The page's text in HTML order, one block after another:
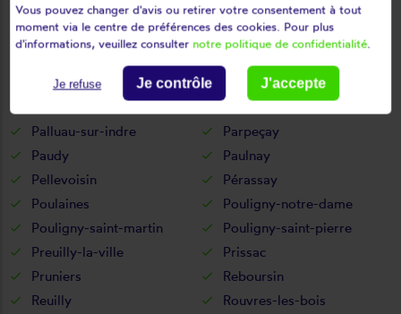
Néret
Neuillay-les-bois
Neuvy-pailloux
Neuvy-saint-sépulchre
Nuret-le-ferron
Obterre
Oulches
Palluau-sur-indre
Parpeçay
Paudy
Paulnay
Pellevoisin
Pérassay
Poulaines
Pouligny-notre-dame
Pouligny-saint-martin
Pouligny-saint-pierre
Preuilly-la-ville
Prissac
Pruniers
Reboursin
Reuilly
Rouvres-les-bois
Vous pouvez changer d'avis ou retirer votre consentement à tout
moment via le centre de préférences des cookies. Pour plus
d'informations, veuillez consulter notre politique de confidentialité.
Je refuse Je contrôle J'accepte